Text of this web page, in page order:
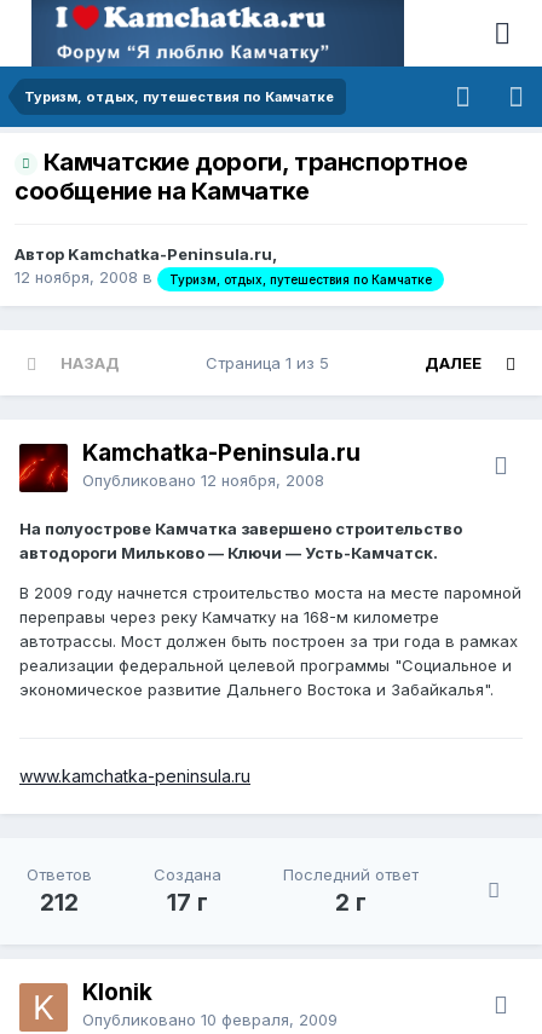
Туризм, отдых, путешествия по Камчатке
Камчатские дороги, транспортное
сообщение на Камчатке
Автор Kamchatka-Peninsula.ru,
12 ноября, 2008 в Туризм, отдых, путешествия по Камчатке
НАЗАД ДАЛЕЕ
Страница 1 из 5
Kamchatka-Peninsula.ru
Опубликовано 12 ноября, 2008
На полуострове Камчатка завершено строительство
автодороги Мильково — Ключи — Усть-Камчатск.
В 2009 году начнется строительство моста на месте паромной
переправы через реку Камчатку на 168-м километре
автотрассы. Мост должен быть построен за три года в рамках
реализации федеральной целевой программы "Социальное и
экономическое развитие Дальнего Востока и Забайкалья".
www.kamchatka-peninsula.ru
Ответов
212
Создана
17 г
Последний ответ
2 г
Klonik
Опубликовано 10 февраля, 2009